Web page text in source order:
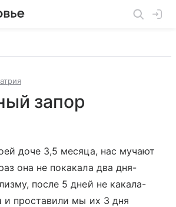
запор
доче 3,5 месяца, нас мучают
она не покакала два дня-
после 5 дней не какала-
и проставили мы их 3 дня